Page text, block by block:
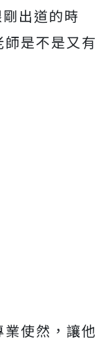
出道的時
是不是又有
使然，讓他